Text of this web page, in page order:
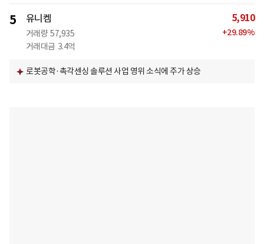
5 유니켐
거래량 57,935
거래대금 3.4억
5,910
+29.89%
로봇공학·촉각센싱 솔루션 사업 영위 소식에 주가 상승